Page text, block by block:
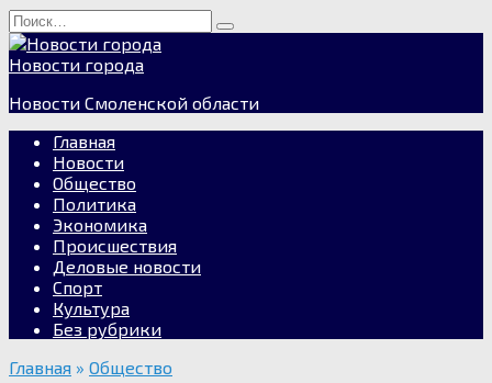
Перейти
к
содержанию
Search
for:
Новости города
Новости Смоленской области
Главная
Новости
Общество
Политика
Экономика
Происшествия
Деловые новости
Спорт
Культура
Без рубрики
Главная » Общество